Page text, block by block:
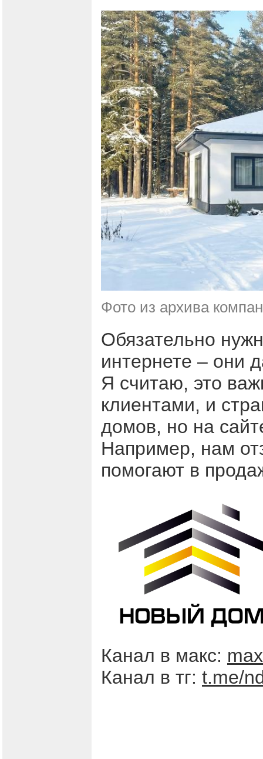
Фото из архива
Обязательно
интернете – они
Я считаю, это
клиентами, и
домов, но на
Например, нам
помогают в
Канал в макс:
Канал в тг: t.me/